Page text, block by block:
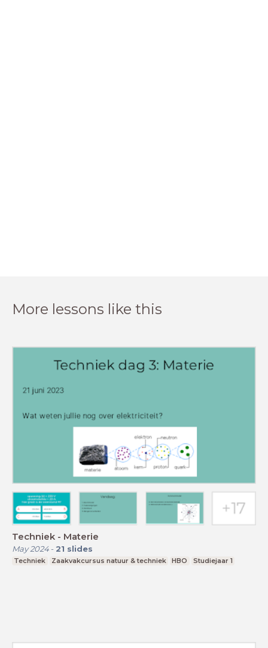
More lessons like this
Techniek - Materie
May 2024- 21 slides
Techniek Zaakvakcursus natuur & techniek HBO Studiejaar 1